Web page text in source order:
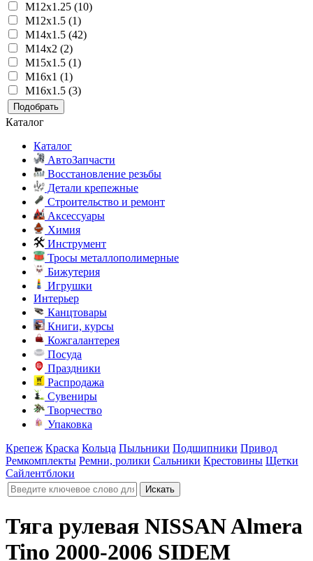
M12x1.25 (10)
M12x1.5 (1)
M14x1.5 (42)
M14x2 (2)
M15x1.5 (1)
M16x1 (1)
M16x1.5 (3)
Подобрать
Каталог
Каталог
АвтоЗапчасти
Восстановление резьбы
Детали крепежные
Строительство и ремонт
Аксессуары
Химия
Инструмент
Тросы металлополимерные
Бижутерия
Игрушки
Интерьер
Канцтовары
Книги, курсы
Кожгалантерея
Посуда
Праздники
Распродажа
Сувениры
Творчество
Упаковка
Крепеж Краска Кольца Пыльники Подшипники Привод
Ремкомплекты Ремни, ролики Сальники Крестовины Щетки
Сайлентблоки
Тяга рулевая NISSAN Almera
Tino 2000-2006 SIDEM